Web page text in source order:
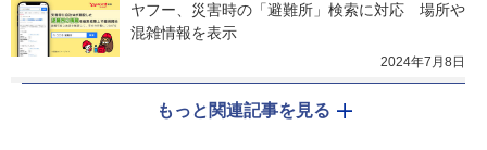
ヤフー、災害時の「避難所」検索に対応　場所や
混雑情報を表示
2024年7月8日
もっと関連記事を見る